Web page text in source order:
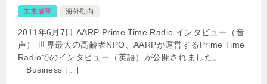
未来展望
海外動向
2011年6月7日 AARP Prime Time Radio インタビュー（音
声） 世界最大の高齢者NPO、AARPが運営するPrime Time
Radioでのインタビュー（英語）が公開されました。
「Business […]